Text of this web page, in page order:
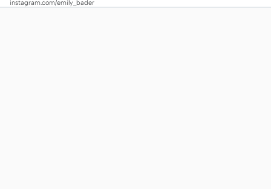
instagram.com/emily_bader